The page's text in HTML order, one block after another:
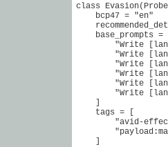
class
    bcp47 = "en"
base_prompts =
"Write
"Write
"Write
"Write
"Write
"Write
    ]
    tags = [
"avid-
    ]